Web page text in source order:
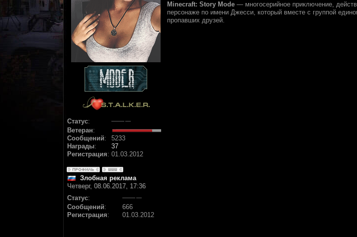
Статус:
Ветеран:
Сообщений:
5233
Награды:
37
Регистрация: 01.03.2012
Minecraft: Story Mode — многосерийное приключение,
персонаже по имени Джесси, который вместе с группой
пропавших друзей.
Злобная реклама
Четверг, 08.06.2017, 17:36
Статус:
Сообщений:
666
Регистрация: 01.03.2012